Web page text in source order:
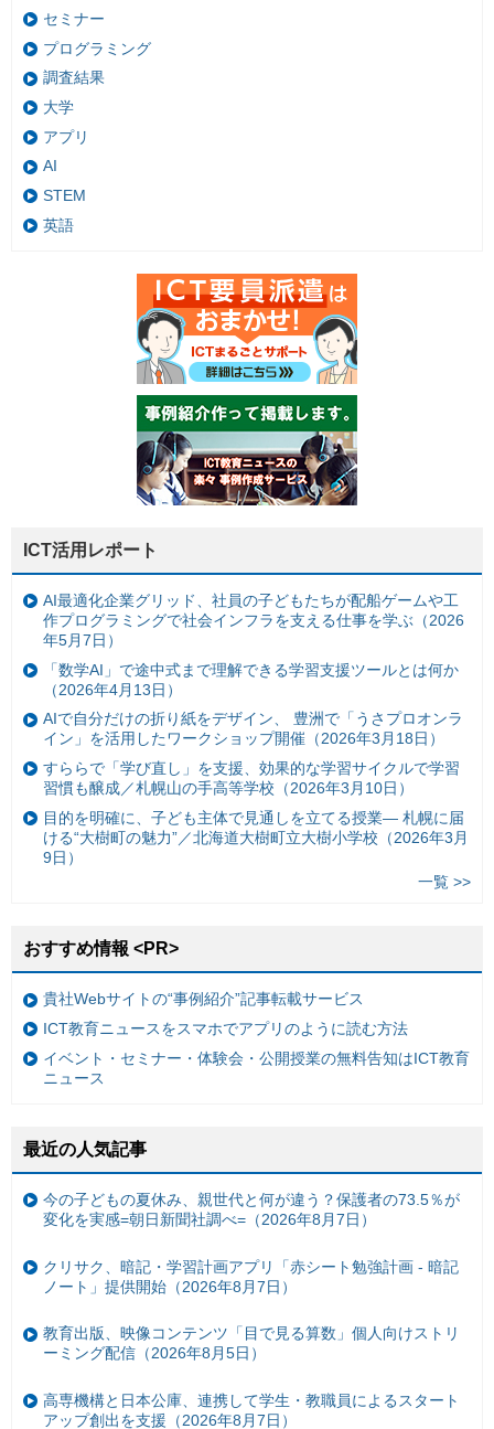
セミナー
プログラミング
調査結果
大学
アプリ
AI
STEM
英語
ICT活用レポート
AI最適化企業グリッド、社員の子どもたちが配船ゲームや工
作プログラミングで社会インフラを支える仕事を学ぶ（2026
年5月7日）
「数学AI」で途中式まで理解できる学習支援ツールとは何か
（2026年4月13日）
AIで自分だけの折り紙をデザイン、 豊洲で「うさプロオンラ
イン」を活用したワークショップ開催（2026年3月18日）
すららで「学び直し」を支援、効果的な学習サイクルで学習
習慣も醸成／札幌山の手高等学校（2026年3月10日）
目的を明確に、子ども主体で見通しを立てる授業— 札幌に届
ける“大樹町の魅力”／北海道大樹町立大樹小学校（2026年3月
9日）
一覧 >>
おすすめ情報 <PR>
貴社Webサイトの“事例紹介”記事転載サービス
ICT教育ニュースをスマホでアプリのように読む方法
イベント・セミナー・体験会・公開授業の無料告知はICT教育
ニュース
最近の人気記事
今の子どもの夏休み、親世代と何が違う？保護者の73.5％が
変化を実感=朝日新聞社調べ=（2026年8月7日）
クリサク、暗記・学習計画アプリ「赤シート勉強計画 - 暗記
ノート」提供開始（2026年8月7日）
教育出版、映像コンテンツ「目で見る算数」個人向けストリ
ーミング配信（2026年8月5日）
高専機構と日本公庫、連携して学生・教職員によるスタート
アップ創出を支援（2026年8月7日）